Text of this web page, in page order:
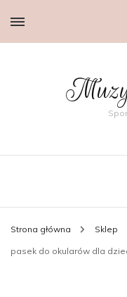
Strona główna Sklep
pasek do okularów dla